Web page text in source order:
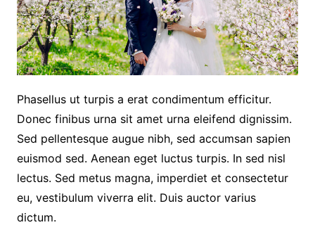
Phasellus ut turpis a erat condimentum efficitur.
Donec finibus urna sit amet urna eleifend dignissim.
Sed pellentesque augue nibh, sed accumsan sapien
euismod sed. Aenean eget luctus turpis. In sed nisl
lectus. Sed metus magna, imperdiet et consectetur
eu, vestibulum viverra elit. Duis auctor varius
dictum.